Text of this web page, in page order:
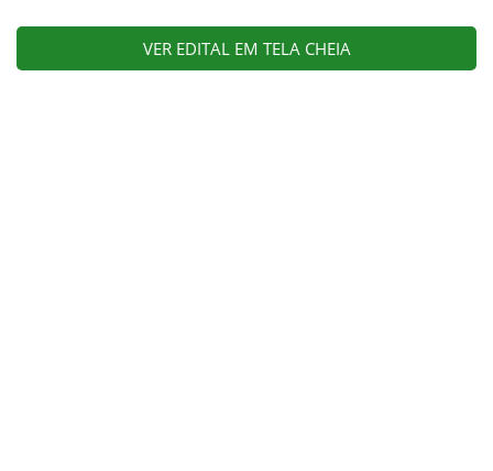
VER EDITAL EM TELA CHEIA